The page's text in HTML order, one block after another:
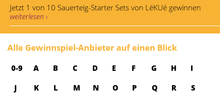
Jetzt 1 von 10 Sauerteig-Starter Sets von LéKUé gewinnen
weiterlesen ›
Alle Gewinnspiel-Anbieter auf einen Blick
0-9 A B C D E F G H
I
J
K L M N O P Q R
S